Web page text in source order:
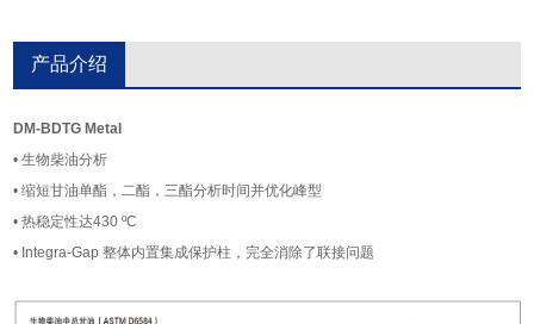
产品介绍
DM-BDTG Metal
• 生物柴油分析
• 缩短甘油单酯，二酯，三酯分析时间并优化峰型
• 热稳定性达430 ºC
• Integra-Gap 整体内置集成保护柱，完全消除了联接问题